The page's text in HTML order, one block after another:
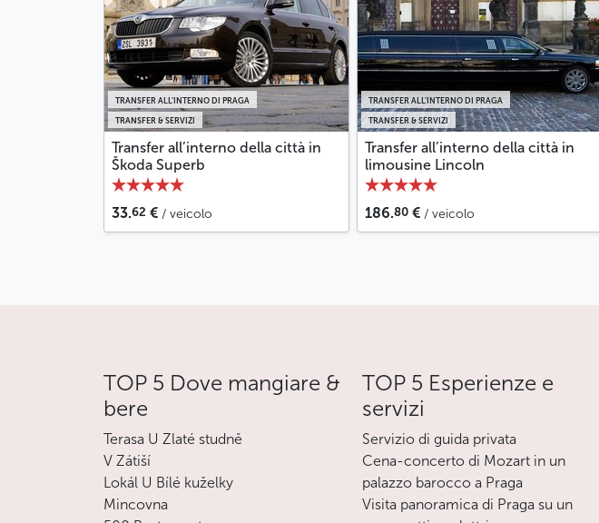
TRANSFER & SERVIZI
TRANSFER ALL’INTERNO DI PRAGA
Transfer all’interno della città in
Škoda Superb
33.62 € / veicolo
TRANSFER & SERVIZI
TRANSFER ALL’INTERNO DI PRAGA
Transfer all’interno della città in
limousine Lincoln
186.80 € / veicolo
TOP 5 Dove mangiare &
bere
Terasa U Zlaté studně
V Zátiší
Lokál U Bílé kuželky
Mincovna
TOP 5 Esperienze e
servizi
Servizio di guida privata
Cena-concerto di Mozart in un
palazzo barocco a Praga
Visita panoramica di Praga su un